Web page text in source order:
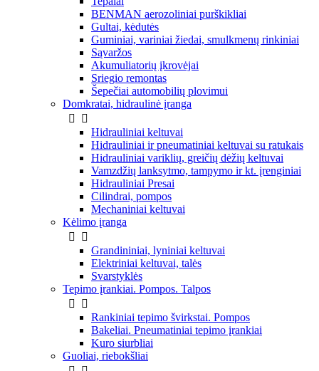
BENMAN aerozoliniai purškikliai
Gultai, kėdutės
Guminiai, variniai žiedai, smulkmenų rinkiniai
Sąvaržos
Akumuliatorių įkrovėjai
Sriegio remontas
Šepečiai automobilių plovimui
Domkratai, hidraulinė įranga


Hidrauliniai keltuvai
Hidrauliniai ir pneumatiniai keltuvai su ratukais
Hidrauliniai variklių, greičių dėžių keltuvai
Vamzdžių lanksytmo, tampymo ir kt. įrenginiai
Hidrauliniai Presai
Cilindrai, pompos
Mechaniniai keltuvai
Kėlimo įranga


Grandininiai, lyniniai keltuvai
Elektriniai keltuvai, talės
Svarstyklės
Tepimo įrankiai. Pompos. Talpos


Rankiniai tepimo švirkstai. Pompos
Bakeliai. Pneumatiniai tepimo įrankiai
Kuro siurbliai
Guoliai, riebokšliai